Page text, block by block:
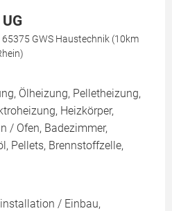
GWS Haustechnik (10km
Ölheizung, Pelletheizung,
Heizkörper,
/ Ofen, Badezimmer,
Pellets, Brennstoffzelle,
/ Einbau,